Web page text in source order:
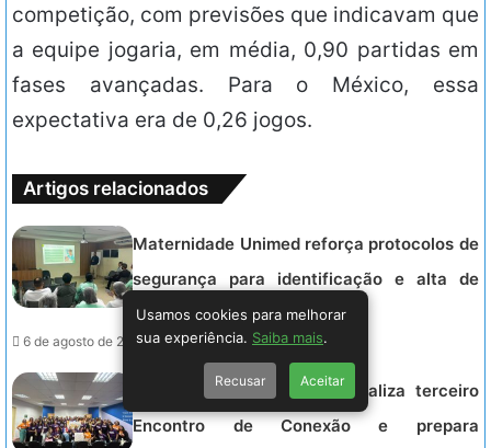
competição, com previsões que indicavam que
a equipe jogaria, em média, 0,90 partidas em
fases avançadas. Para o México, essa
expectativa era de 0,26 jogos.
Artigos relacionados
Maternidade Unimed reforça protocolos de
segurança para identificação e alta de
recém-nascidos
6 de agosto de 2026 - 11:31.
Projeto Energia Feminina realiza terceiro
Encontro de Conexão e prepara
Usamos cookies para melhorar
sua experiência. Saiba mais
Recusar Aceitar